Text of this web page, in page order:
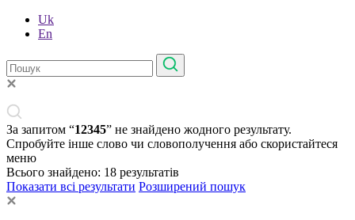
Uk
En
За запитом “12345” не знайдено жодного результату.
Спробуйте інше слово чи словополучення або скористайтеся
меню
Всього знайдено: 18 результатів
Показати всі результати Розширений пошук